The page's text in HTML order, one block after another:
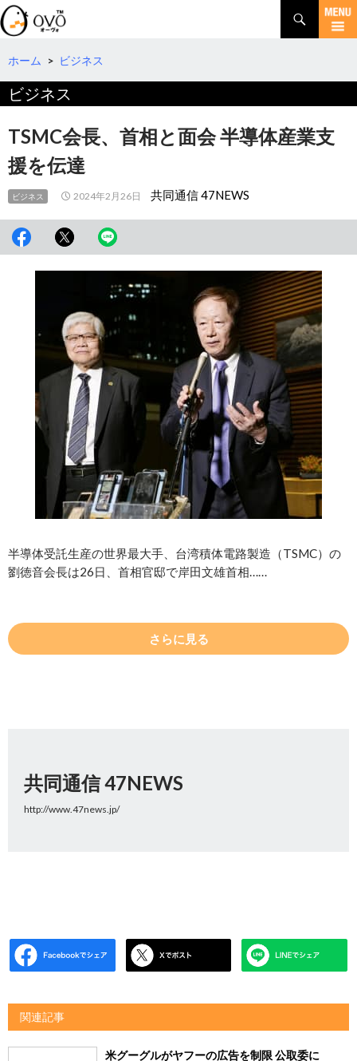
検
索
コ
テ
へ
移
ホーム > ビジネス
ビジネス
TSMC会長、首相と面会 半導体産業支
援を伝達
ビジネス 2024年2月26日 共同通信 47NEWS
半導体受託生産の世界最大手、台湾積体電路製造（TSMC）の
劉徳音会長は26日、首相官邸で岸田文雄首相……
さらに見る
共同通信 47NEWS
http://www.47news.jp/
関連記事
米グーグルがヤフーの広告を制限 公取委に